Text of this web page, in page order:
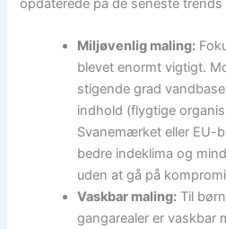
opdaterede på de seneste
Miljøvenlig maling:
blevet enormt vigtigt.
stigende grad
indhold (flygtige
Svanemærket eller EU-
bedre indeklima og
uden at gå på
Vaskbar maling: Til
gangarealer er vaskbar